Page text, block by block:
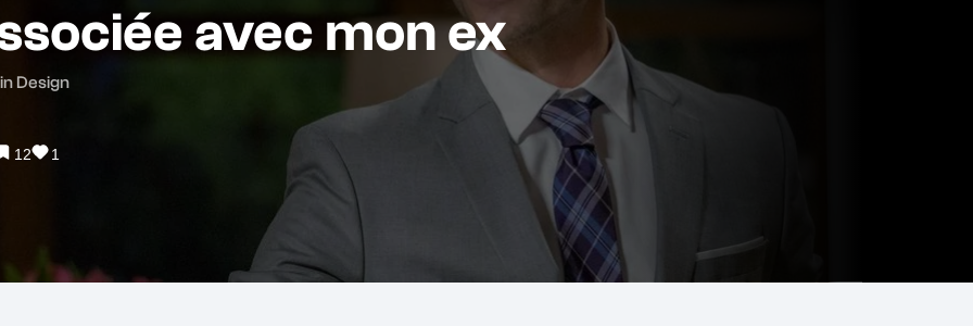
avec mon ex
Design
12 1